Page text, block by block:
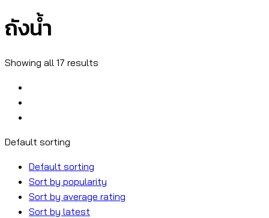
ถังน้ำ
Showing all 17 results
Default sorting
Default sorting
Sort by popularity
Sort by average rating
Sort by latest